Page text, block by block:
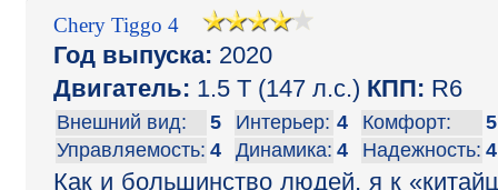
Chery Tiggo 4
Год выпуска: 2020
Двигатель: 1.5 T (147 л.с.) КПП: R6
Внешний вид: 5 Интерьер: 4 Комфорт:
5
Управляемость: 4 Динамика: 4 Надежность: 4
Как и большинство людей, я к